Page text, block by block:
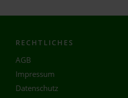
RECHTLICHES
AGB
Impressum
Datenschutz